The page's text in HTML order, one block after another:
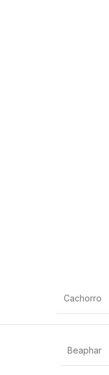
Cachorro
Beaphar